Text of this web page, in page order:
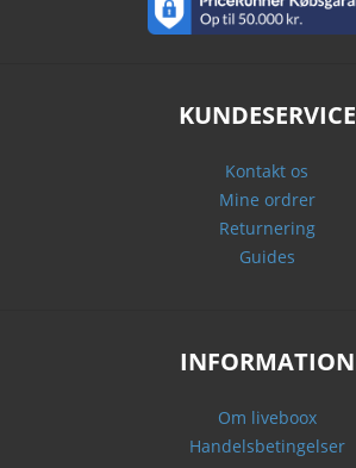
KUNDESERVICE
Kontakt os
Mine ordrer
Returnering
Guides
INFORMATION
Om liveboox
Handelsbetingelser